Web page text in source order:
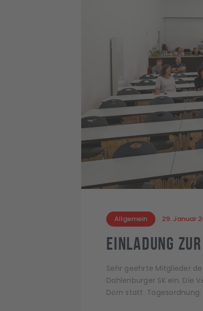
Allgemein 29. Januar
Einladung
Sehr geehrte Mitglieder
Dahlenburger SK ein. Die
Dorn statt. Tagesordnung: